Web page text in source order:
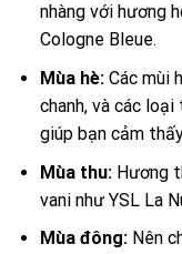
nhàng với hương
Cologne Bleue.
Mùa hè:Các mùi
chanh, và các loại
giúp bạn cảm
Mùa thu:Hương
vani như YSL La
Mùa đông:Nên